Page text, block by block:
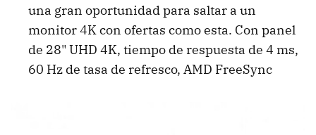
una gran oportunidad para saltar a un
monitor 4K con ofertas como esta. Con panel
de 28" UHD 4K, tiempo de respuesta de 4 ms,
60 Hz de tasa de refresco, AMD FreeSync